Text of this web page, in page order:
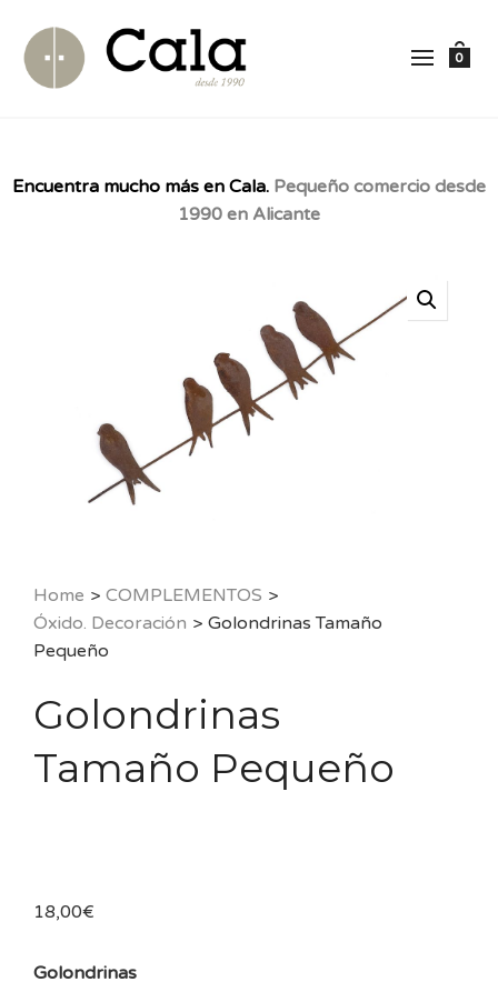
0
Encuentra mucho más en Cala. Pequeño comercio desde
1990 en Alicante
Home > COMPLEMENTOS >
Óxido. Decoración > Golondrinas Tamaño
Pequeño
Golondrinas
Tamaño Pequeño
18,00€
Golondrinas